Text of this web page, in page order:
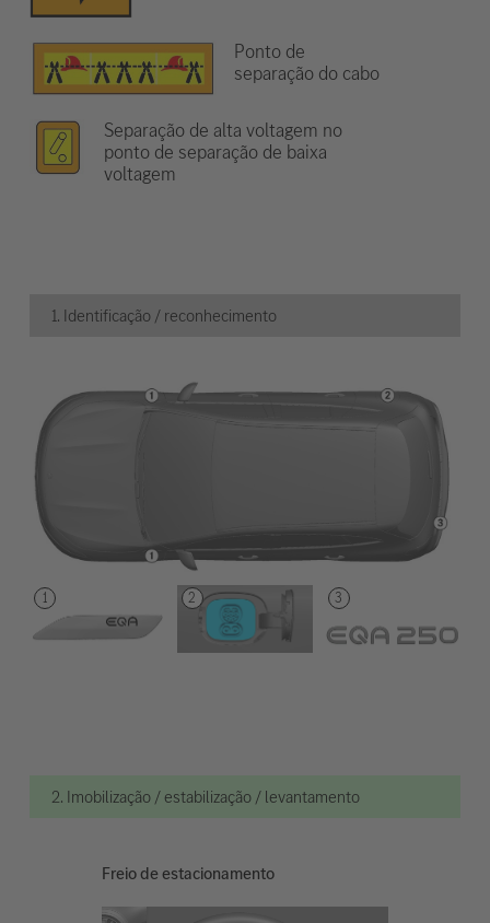
Ponto de
separação do cabo
Separação de alta voltagem no
ponto de separação de baixa
voltagem
1. Identificação / reconhecimento
2. Imobilização / estabilização / levantamento
Freio de estacionamento